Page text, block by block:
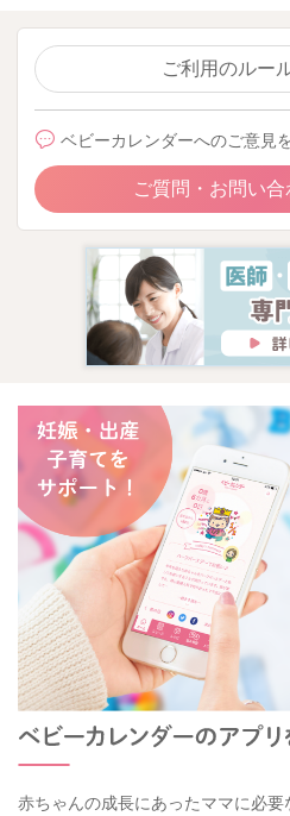
ご利用のルー
ベビーカレンダーへのご意見
ご質問・お問い
赤ちゃんの成長にあったママに必要